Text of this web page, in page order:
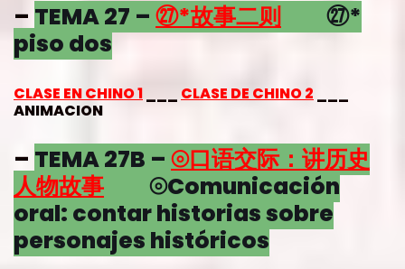
– TEMA 27 – ㉗*故事二则 ㉗*
piso dos
CLASE EN CHINO 1 CLASE DE CHINO 2
ANIMACION
– TEMA 27B – ⦾口语交际：讲历史
人物故事 ⦾Comunicación
oral: contar historias sobre
personajes históricos